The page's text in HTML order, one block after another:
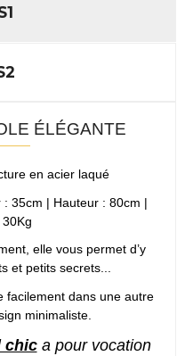
ÉLÉGANTE
en acier laqué
35cm | Hauteur : 80cm |
elle vous permet d’y
et petits secrets...
facilement dans une autre
minimaliste.
chica pour vocation